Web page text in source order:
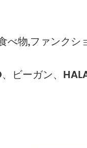
べ物,ファンクシ
ビーガン、